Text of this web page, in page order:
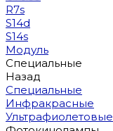
R7s
S14d
S14s
Модуль
Специальные
Назад
Специальные
Инфракрасные
Ультрафиолетовые